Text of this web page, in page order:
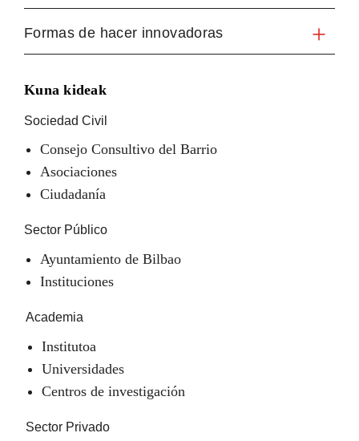
Formas de hacer innovadoras
Kuna kideak
Sociedad Civil
Consejo Consultivo del Barrio
Asociaciones
Ciudadanía
Sector Público
Ayuntamiento de Bilbao
Instituciones
Academia
Institutoa
Universidades
Centros de investigación
Sector Privado